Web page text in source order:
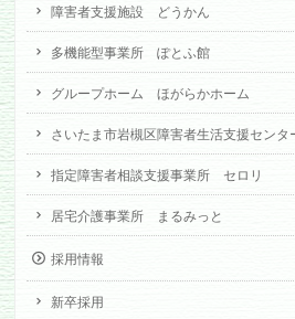
障害者支援施設 どうかん
多機能型事業所 ぽとふ館
グループホーム ほがらかホーム
さいたま市岩槻区障害者生活支援セン
指定障害者相談支援事業所 セロリ
居宅介護事業所 まるみっと
採用情報
新卒採用